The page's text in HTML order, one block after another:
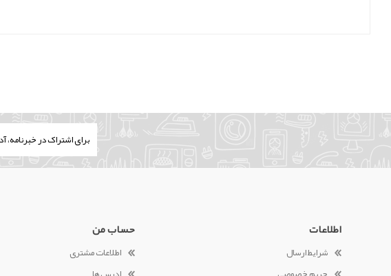
اطلاعات
شرایط ارسال
حساب من
اطلاعات مشتری